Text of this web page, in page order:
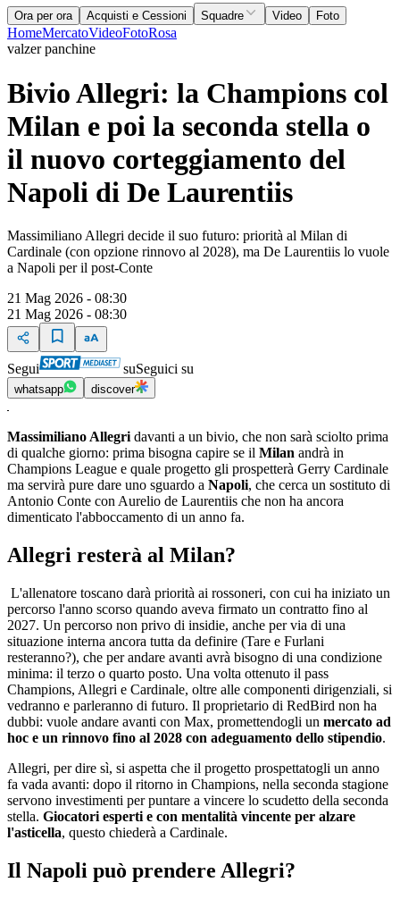
Ora per ora Acquisti e Cessioni Squadre Video Foto
HomeMercatoVideoFotoRosa
valzer panchine
Bivio Allegri: la Champions col
Milan e poi la seconda stella o
il nuovo corteggiamento del
Napoli di De Laurentiis
Massimiliano Allegri decide il suo futuro: priorità al Milan di
Cardinale (con opzione rinnovo al 2028), ma De Laurentiis lo vuole
a Napoli per il post-Conte
21 Mag 2026 - 08:30
21 Mag 2026 - 08:30
Segui suSeguici su
whatsapp discover
Massimiliano Allegri davanti a un bivio, che non sarà sciolto prima
di qualche giorno: prima bisogna capire se il Milan andrà in
Champions League e quale progetto gli prospetterà Gerry Cardinale
ma servirà pure dare uno sguardo a Napoli, che cerca un sostituto di
Antonio Conte con Aurelio de Laurentiis che non ha ancora
dimenticato l'abboccamento di un anno fa.
Allegri resterà al Milan?
L'allenatore toscano darà priorità ai rossoneri, con cui ha iniziato un
percorso l'anno scorso quando aveva firmato un contratto fino al
2027. Un percorso non privo di insidie, anche per via di una
situazione interna ancora tutta da definire (Tare e Furlani
resteranno?), che per andare avanti avrà bisogno di una condizione
minima: il terzo o quarto posto. Una volta ottenuto il pass
Champions, Allegri e Cardinale, oltre alle componenti dirigenziali, si
vedranno e parleranno di futuro. Il proprietario di RedBird non ha
dubbi: vuole andare avanti con Max, promettendogli un mercato ad
hoc e un rinnovo fino al 2028 con adeguamento dello stipendio.
Allegri, per dire sì, si aspetta che il progetto prospettatogli un anno
fa vada avanti: dopo il ritorno in Champions, nella seconda stagione
servono investimenti per puntare a vincere lo scudetto della seconda
stella. Giocatori esperti e con mentalità vincente per alzare
l'asticella, questo chiederà a Cardinale.
Il Napoli può prendere Allegri?